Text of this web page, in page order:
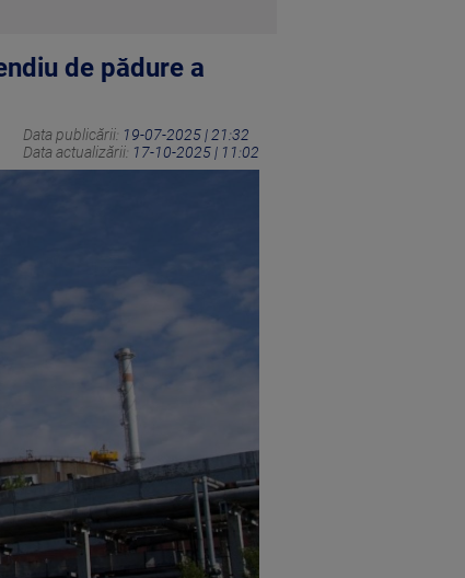
de pădure a
Data publicării: 19-07-2025 | 21:32
Data actualizării: 17-10-2025 | 11:02